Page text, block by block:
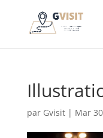
par Gvisit| Mar